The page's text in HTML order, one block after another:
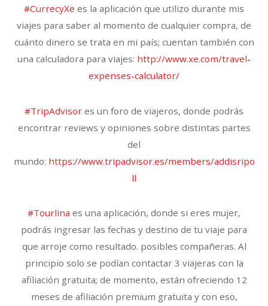
#CurrecyXe es la aplicación que utilizo durante mis
viajes para saber al momento de cualquier compra, de
cuánto dinero se trata en mi país; cuentan también con
una calculadora para viajes: http://www.xe.com/travel-
expenses-calculator/
#TripAdvisor es un foro de viajeros, donde podrás
encontrar reviews y opiniones sobre distintas partes
del
mundo: https://www.tripadvisor.es/members/addisripo
ll
#Tourlina es una aplicación, donde si eres mujer,
podrás ingresar las fechas y destino de tu viaje para
que arroje como resultado. posibles compañeras. Al
principio solo se podían contactar 3 viajeras con la
afiliación gratuita; de momento, están ofreciendo 12
meses de afiliación premium gratuita y con eso,